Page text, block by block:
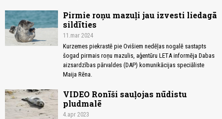
Pirmie roņu mazuļi jau izvesti liedagā
sildīties
11.mar 2024
Kurzemes piekrastē pie Ovišiem nedēļas nogalē sastapts
šogad pirmais roņu mazulis, aģentūru LETA informēja Dabas
aizsardzības pārvaldes (DAP) komunikācijas speciāliste
Maija Rēna.
VIDEO Ronīši sauļojas nūdistu
pludmalē
4.apr 2023